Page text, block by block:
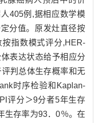
405例,据相应数学模
分值。原发灶直径按
指数模式评分,HER-
表达状态给予相应分
判总体生存概率和无
时序检验和Kaplan-
评分＞9分者5年生存
生存率为93．0％。在